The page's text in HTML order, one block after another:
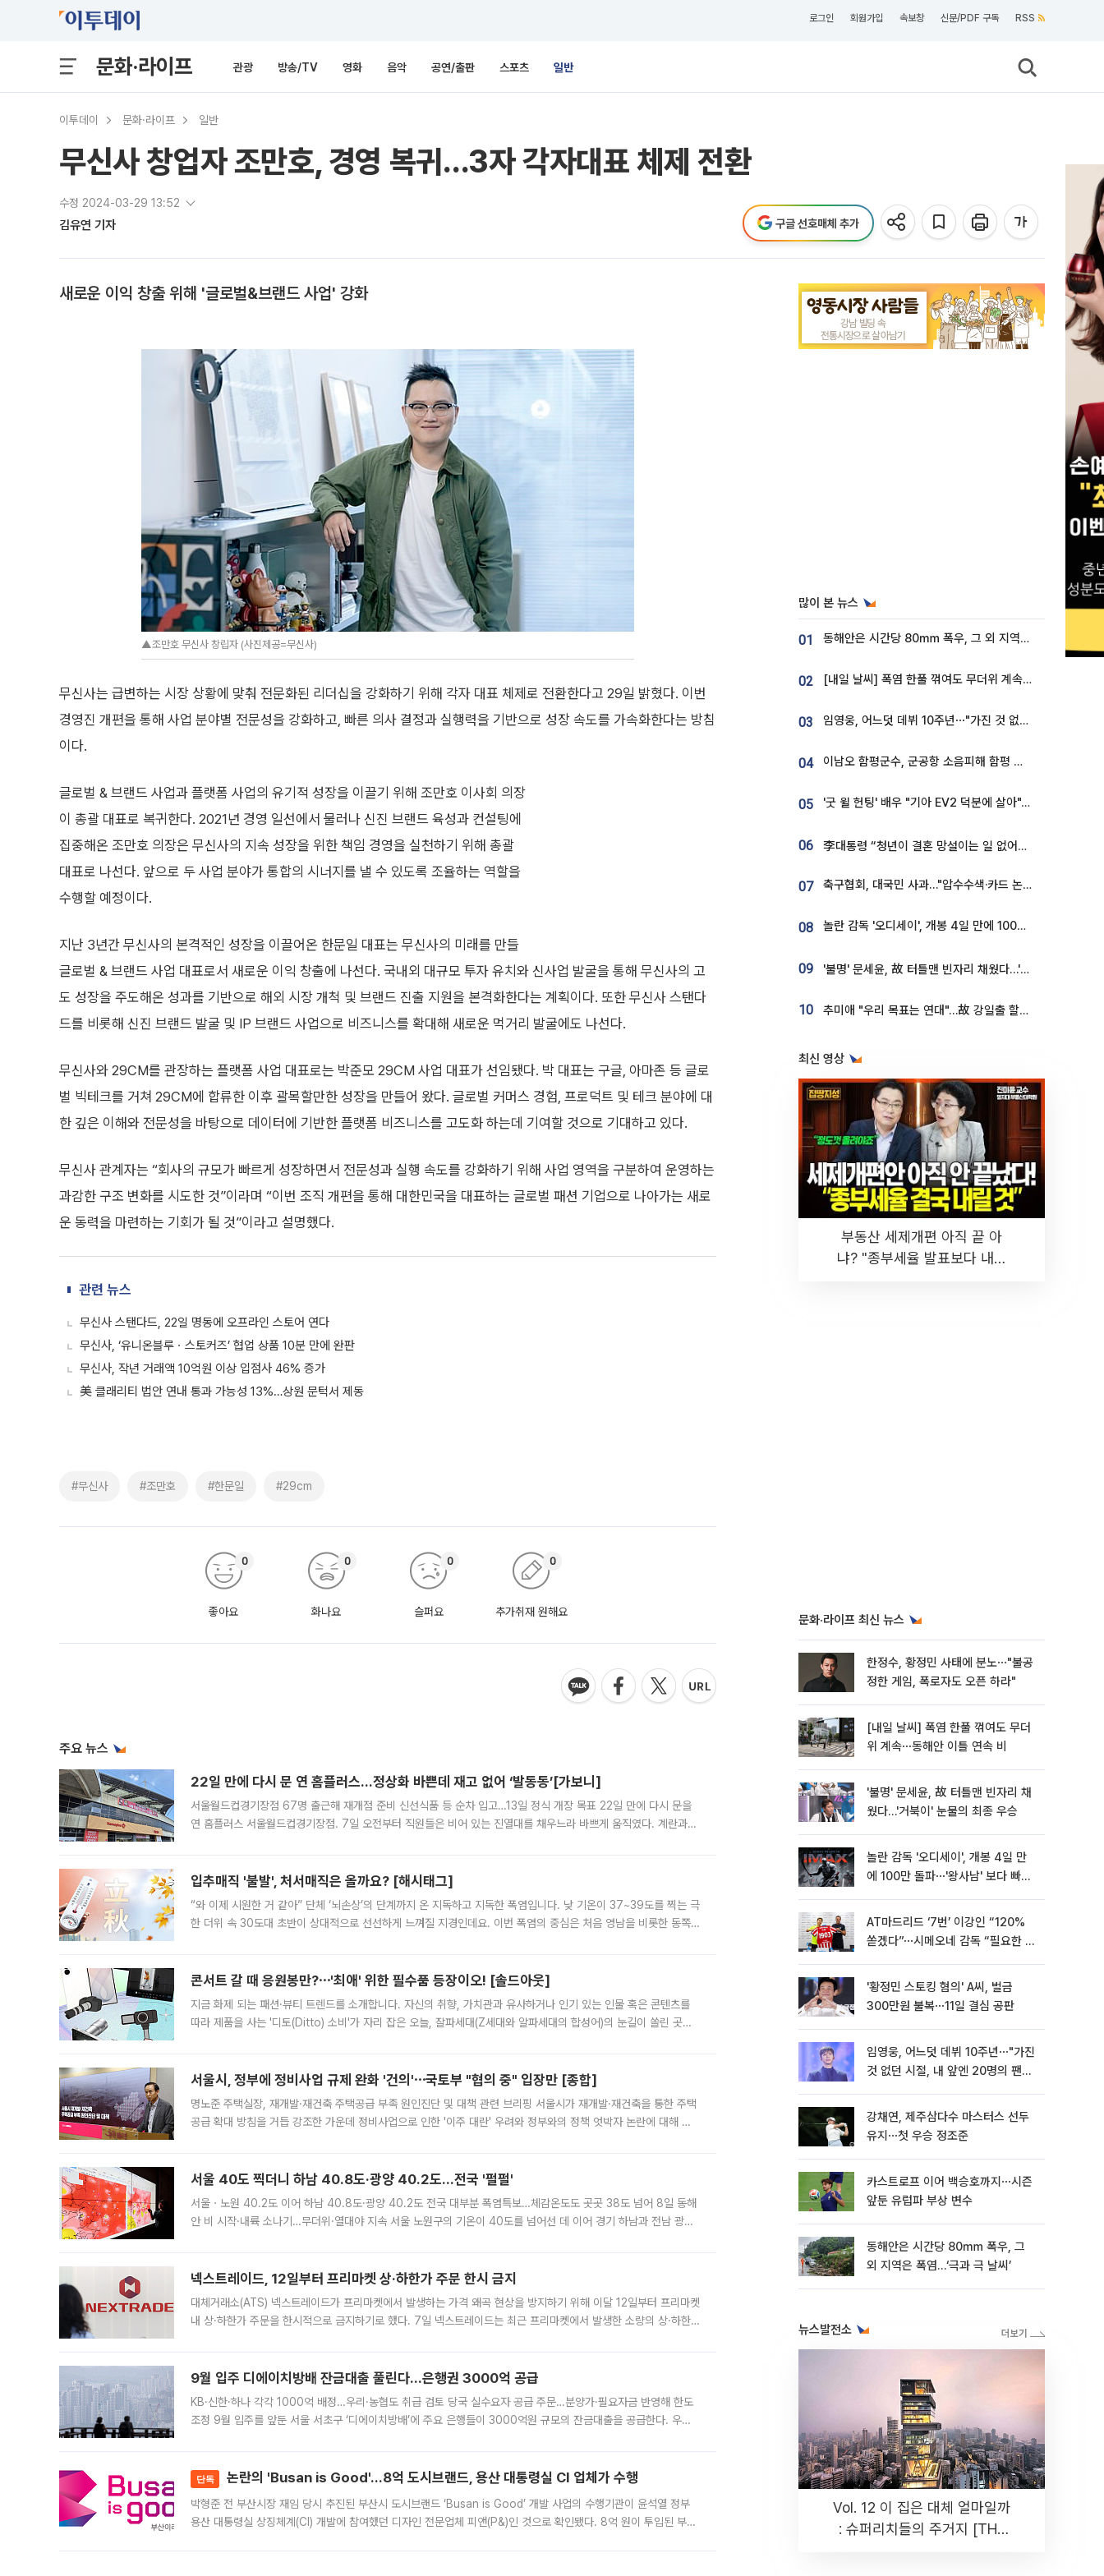
로그인 회원가입 속보창 신문/PDF 구독 RSS
문화·라이프 관광 방송/TV 영화 음악 공연/출판 스포츠 일반
이투데이 문화·라이프 일반
무신사 창업자 조만호, 경영 복귀…3자 각자대표 체제 전환
수정 2024-03-29 13:52
김유연 기자 구글 선호매체 추가
새로운 이익 창출 위해 '글로벌&브랜드 사업' 강화
▲조만호 무신사 창립자 (사진제공=무신사)
무신사는 급변하는 시장 상황에 맞춰 전문화된 리더십을 강화하기 위해 각자 대표 체제로 전환한다고 29일 밝혔다. 이번
경영진 개편을 통해 사업 분야별 전문성을 강화하고, 빠른 의사 결정과 실행력을 기반으로 성장 속도를 가속화한다는 방침
이다.
글로벌 & 브랜드 사업과 플랫폼 사업의 유기적 성장을 이끌기 위해 조만호 이사회 의장
이 총괄 대표로 복귀한다. 2021년 경영 일선에서 물러나 신진 브랜드 육성과 컨설팅에
집중해온 조만호 의장은 무신사의 지속 성장을 위한 책임 경영을 실천하기 위해 총괄
대표로 나선다. 앞으로 두 사업 분야가 통합의 시너지를 낼 수 있도록 조율하는 역할을
수행할 예정이다.
지난 3년간 무신사의 본격적인 성장을 이끌어온 한문일 대표는 무신사의 미래를 만들
글로벌 & 브랜드 사업 대표로서 새로운 이익 창출에 나선다. 국내외 대규모 투자 유치와 신사업 발굴을 통해 무신사의 고
도 성장을 주도해온 성과를 기반으로 해외 시장 개척 및 브랜드 진출 지원을 본격화한다는 계획이다. 또한 무신사 스탠다
드를 비롯해 신진 브랜드 발굴 및 IP 브랜드 사업으로 비즈니스를 확대해 새로운 먹거리 발굴에도 나선다.
무신사와 29CM를 관장하는 플랫폼 사업 대표로는 박준모 29CM 사업 대표가 선임됐다. 박 대표는 구글, 아마존 등 글로
벌 빅테크를 거쳐 29CM에 합류한 이후 괄목할만한 성장을 만들어 왔다. 글로벌 커머스 경험, 프로덕트 및 테크 분야에 대
한 깊은 이해와 전문성을 바탕으로 데이터에 기반한 플랫폼 비즈니스를 고도화 하는데 기여할 것으로 기대하고 있다.
무신사 관계자는 “회사의 규모가 빠르게 성장하면서 전문성과 실행 속도를 강화하기 위해 사업 영역을 구분하여 운영하는
과감한 구조 변화를 시도한 것”이라며 “이번 조직 개편을 통해 대한민국을 대표하는 글로벌 패션 기업으로 나아가는 새로
운 동력을 마련하는 기회가 될 것”이라고 설명했다.
관련 뉴스
무신사 스탠다드, 22일 명동에 오프라인 스토어 연다
무신사, ‘유니온블루ㆍ스토커즈’ 협업 상품 10분 만에 완판
무신사, 작년 거래액 10억원 이상 입점사 46% 증가
美 클래리티 법안 연내 통과 가능성 13%…상원 문턱서 제동
#무신사 #조만호 #한문일 #29cm
좋아요
0
화나요
0
슬퍼요
0
추가취재 원해요
0
주요 뉴스
22일 만에 다시 문 연 홈플러스…정상화 바쁜데 재고 없어 ‘발동동’[가보니]
서울월드컵경기장점 67명 출근해 재개점 준비 신선식품 등 순차 입고…13일 정식 개장 목표 22일 만에 다시 문을
연 홈플러스 서울월드컵경기장점. 7일 오전부터 직원들은 비어 있는 진열대를 채우느라 바쁘게 움직였다. 계란과
입추매직 '불발', 처서매직은 올까요? [해시태그]
“와 이제 시원한 거 같아” 단체 ‘뇌손상’의 단계까지 온 지독하고 지독한 폭염입니다. 낮 기온이 37~39도를 찍는 극
한 더위 속 30도대 초반이 상대적으로 선선하게 느껴질 지경인데요. 이번 폭염의 중심은 처음 영남을 비롯한 동쪽
콘서트 갈 때 응원봉만?⋯'최애' 위한 필수품 등장이오! [솔드아웃]
지금 화제 되는 패션·뷰티 트렌드를 소개합니다. 자신의 취향, 가치관과 유사하거나 인기 있는 인물 혹은 콘텐츠를
따라 제품을 사는 '디토(Ditto) 소비'가 자리 잡은 오늘, 잘파세대(Z세대와 알파세대의 합성어)의 눈길이 쏠린 곳은
서울시, 정부에 정비사업 규제 완화 '건의'⋯국토부 "협의 중" 입장만 [종합]
명노준 주택실장, 재개발·재건축 주택공급 부족 원인진단 및 대책 관련 브리핑 서울시가 재개발·재건축을 통한 주택
공급 확대 방침을 거듭 강조한 가운데 정비사업으로 인한 '이주 대란' 우려와 정부와의 정책 엇박자 논란에 대해 정
서울 40도 찍더니 하남 40.8도·광양 40.2도…전국 '펄펄'
서울ㆍ노원 40.2도 이어 하남 40.8도·광양 40.2도 전국 대부분 폭염특보…체감온도도 곳곳 38도 넘어 8일 동해
안 비 시작·내륙 소나기…무더위·열대야 지속 서울 노원구의 기온이 40도를 넘어선 데 이어 경기 하남과 전남 광양
넥스트레이드, 12일부터 프리마켓 상·하한가 주문 한시 금지
대체거래소(ATS) 넥스트레이드가 프리마켓에서 발생하는 가격 왜곡 현상을 방지하기 위해 이달 12일부터 프리마켓
내 상·하한가 주문을 한시적으로 금지하기로 했다. 7일 넥스트레이드는 최근 프리마켓에서 발생한 소량의 상·하한
9월 입주 디에이치방배 잔금대출 풀린다…은행권 3000억 공급
KB·신한·하나 각각 1000억 배정…우리·농협도 취급 검토 당국 실수요자 공급 주문…분양가·필요자금 반영해 한도
조정 9월 입주를 앞둔 서울 서초구 ‘디에이치방배’에 주요 은행들이 3000억원 규모의 잔금대출을 공급한다. 우리
단독 논란의 'Busan is Good'…8억 도시브랜드, 용산 대통령실 CI 업체가 수행
박형준 전 부산시장 재임 당시 추진된 부산시 도시브랜드 ‘Busan is Good’ 개발 사업의 수행기관이 윤석열 정부
용산 대통령실 상징체계(CI) 개발에 참여했던 디자인 전문업체 피앤(P&)인 것으로 확인됐다. 8억 원이 투입된 부산
많이 본 뉴스
01 동해안은 시간당 80㎜ 폭우, 그 외 지역은 폭염…‘극과 극 날씨’
02 [내일 날씨] 폭염 한풀 꺾여도 무더위 계속⋯동해안 이틀 연속 비
03 임영웅, 어느덧 데뷔 10주년⋯"가진 것 없던 시절, 내 앞엔 20명의 팬뿐"
04 이남오 함평군수, 군공항 소음피해 함평 보상 요구
05 '굿 윌 헌팅' 배우 "기아 EV2 덕분에 살아"…교통사고 후 안전성 극찬
06 李대통령 “청년이 결혼 망설이는 일 없어야...제도상 불이익 조사”
07 축구협회, 대국민 사과…"압수수색·카드 논란 사죄, 강도 높은 쇄신"
08 놀란 감독 '오디세이', 개봉 4일 만에 100만 돌파⋯'왕사남' 보다 빠르다
09 '불명' 문세윤, 故 터틀맨 빈자리 채웠다…'거북이' 눈물의 최종 우승
10 추미애 "우리 목표는 연대"…故 강일출 할머니 흉상 제막
최신 영상
부동산 세제개편 아직 끝 아
냐? "종부세율 발표보다 내릴
문화·라이프 최신 뉴스
한정수, 황정민 사태에 분노⋯"불공
정한 게임, 폭로자도 오픈 하라"
[내일 날씨] 폭염 한풀 꺾여도 무더
위 계속⋯동해안 이틀 연속 비
'불명' 문세윤, 故 터틀맨 빈자리 채
웠다…'거북이' 눈물의 최종 우승
놀란 감독 '오디세이', 개봉 4일 만
에 100만 돌파⋯'왕사남' 보다 빠르
AT마드리드 ‘7번’ 이강인 “120%
쏟겠다”⋯시메오네 감독 “필요한 선
'황정민 스토킹 혐의' A씨, 벌금
300만원 불복⋯11일 결심 공판
임영웅, 어느덧 데뷔 10주년⋯"가진
것 없던 시절, 내 앞엔 20명의 팬
강채연, 제주삼다수 마스터스 선두
유지⋯첫 우승 정조준
카스트로프 이어 백승호까지⋯시즌
앞둔 유럽파 부상 변수
동해안은 시간당 80㎜ 폭우, 그
외 지역은 폭염…‘극과 극 날씨’
뉴스발전소
Vol. 12 이 집은 대체 얼마일까
: 슈퍼리치들의 주거지 [THE